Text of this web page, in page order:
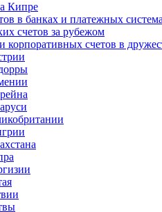
Кипре
в банках и платежных
счетов за рубежом
счетов в